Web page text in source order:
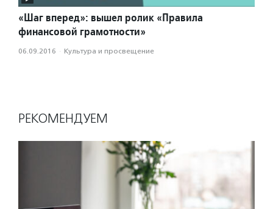
«Шаг вперед»: вышел ролик «Правила
финансовой грамотности»
06.09.2016 · Культура и просвещение
РЕКОМЕНДУЕМ